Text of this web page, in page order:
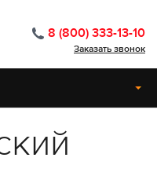
8 (800) 333-13-10
Заказать звонок